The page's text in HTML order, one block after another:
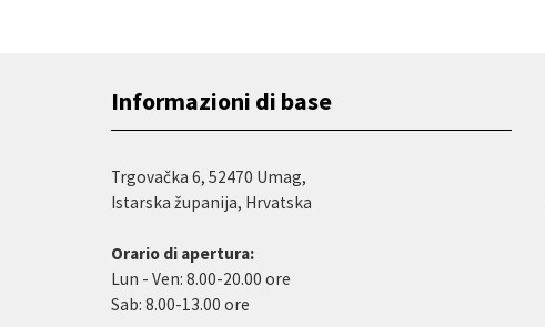
Informazioni di base
Trgovačka 6, 52470 Umag,
Istarska županija, Hrvatska
Orario di apertura:
Lun - Ven: 8.00-20.00 ore
Sab: 8.00-13.00 ore